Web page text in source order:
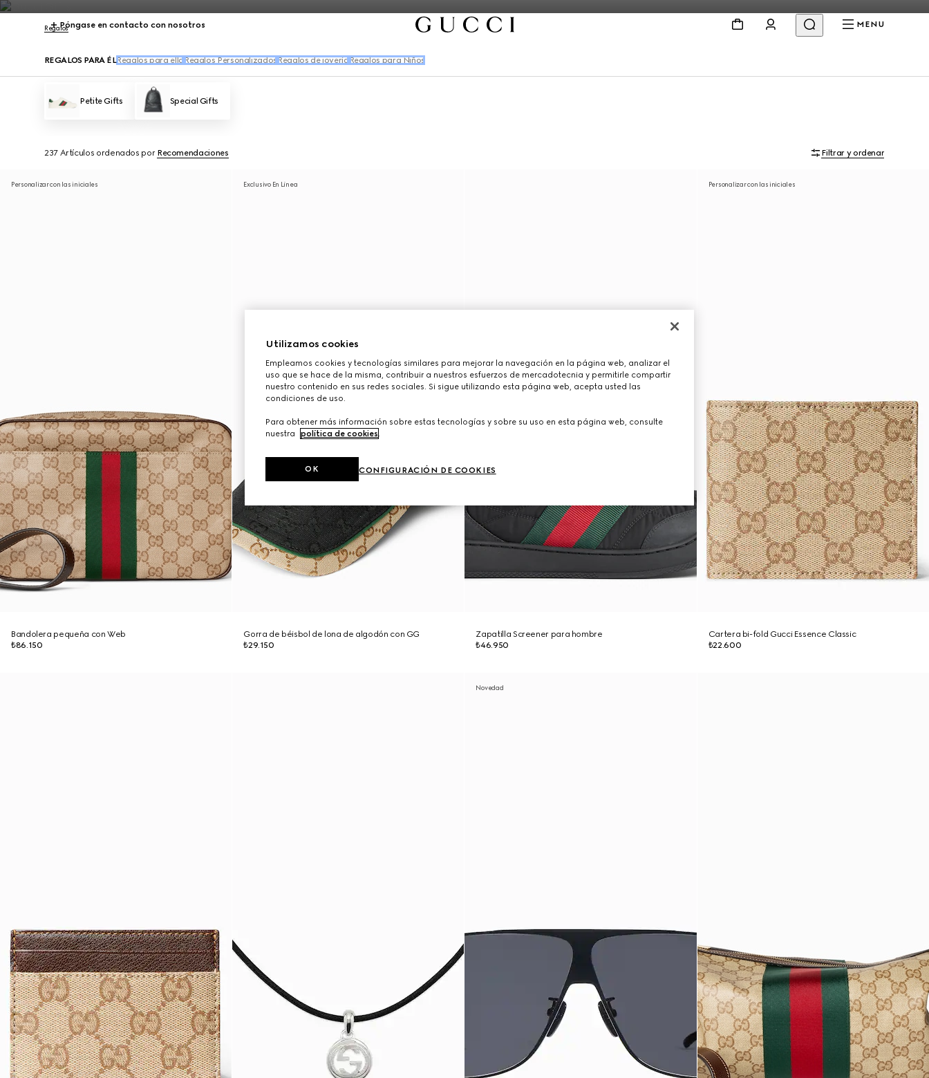
Póngase en contacto con nosotros MENU
Regalos
REGALOS PARA ÉLRegalos para ella Regalos Personalizados Regalos de joyería Regalos para Niños
Petite Gifts Special Gifts
237 Artículos ordenados por Recomendaciones Filtrar y ordenar
Personalizar con las iniciales
Bandolera pequeña con Web
₺86.150
Exclusivo En Línea
Gorra de béisbol de lona de algodón con GG
₺29.150
Zapatilla Screener para hombre
₺46.950
Personalizar con las iniciales
Cartera bi-fold Gucci Essence Classic
₺22.600
Novedad
Utilizamos cookies
Empleamos cookies y tecnologías similares para mejorar la navegación en la página web, analizar el
uso que se hace de la misma, contribuir a nuestros esfuerzos de mercadotecnia y permitirle compartir
nuestro contenido en sus redes sociales. Si sigue utilizando esta página web, acepta usted las
condiciones de uso.
Para obtener más información sobre estas tecnologías y sobre su uso en esta página web, consulte
nuestra
política de cookies.
CONFIGURACIÓN DE COOKIES
OK